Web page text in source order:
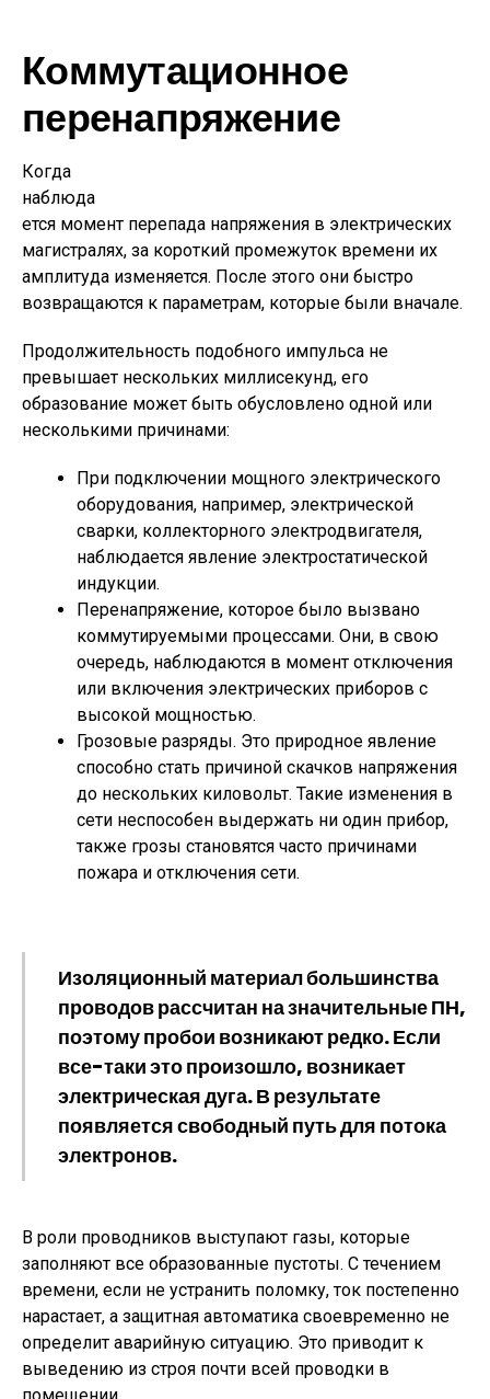
Коммутационное
перенапряжение
Когда
наблюда
ется момент перепада напряжения в электрических
магистралях, за короткий промежуток времени их
амплитуда изменяется. После этого они быстро
возвращаются к параметрам, которые были вначале.
Продолжительность подобного импульса не
превышает нескольких миллисекунд, его
образование может быть обусловлено одной или
несколькими причинами:
При подключении мощного электрического
оборудования, например, электрической
сварки, коллекторного электродвигателя,
наблюдается явление электростатической
индукции.
Перенапряжение, которое было вызвано
коммутируемыми процессами. Они, в свою
очередь, наблюдаются в момент отключения
или включения электрических приборов с
высокой мощностью.
Грозовые разряды. Это природное явление
способно стать причиной скачков напряжения
до нескольких киловольт. Такие изменения в
сети неспособен выдержать ни один прибор,
также грозы становятся часто причинами
пожара и отключения сети.
Изоляционный материал большинства
проводов рассчитан на значительные ПН,
поэтому пробои возникают редко. Если
все-таки это произошло, возникает
электрическая дуга. В результате
появляется свободный путь для потока
электронов.
В роли проводников выступают газы, которые
заполняют все образованные пустоты. С течением
времени, если не устранить поломку, ток постепенно
нарастает, а защитная автоматика своевременно не
определит аварийную ситуацию. Это приводит к
выведению из строя почти всей проводки в